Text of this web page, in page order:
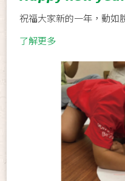
祝福大家新的一年，動如
了解更多